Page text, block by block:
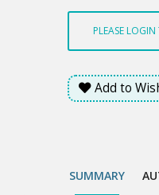
লিখেছেন।
PLEASE
Add to
SUMMARY